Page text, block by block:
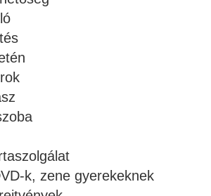
k, zene gyerekeknek